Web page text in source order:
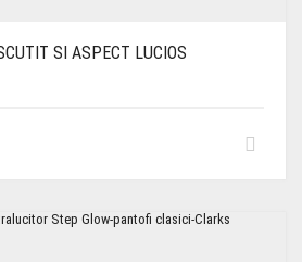
SI ASPECT LUCIOS